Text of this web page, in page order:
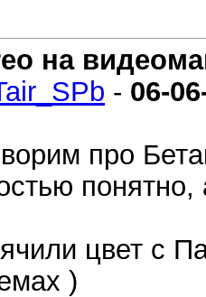
на
- 06-
про
цвет с
)